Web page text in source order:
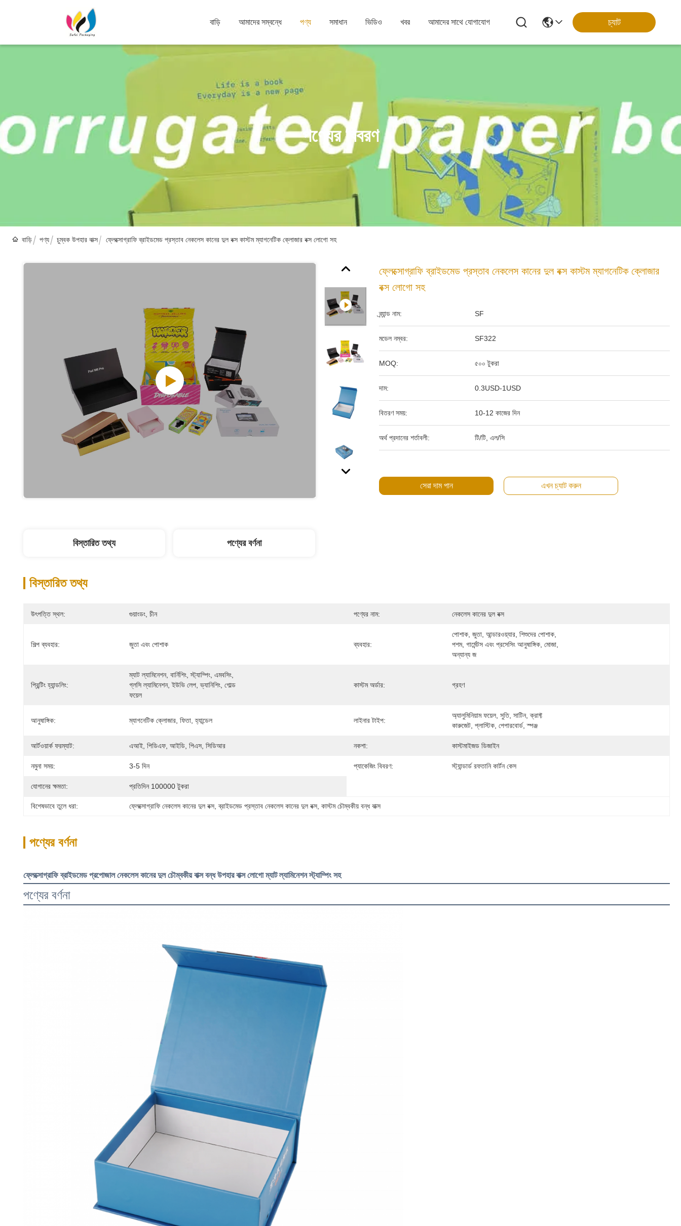
বাড়ি আমাদের সম্বন্ধে পণ্য সমাধান ভিডিও খবর আমাদের সাথে যোগাযোগ চ্যাট
পণ্যের বিবরণ
বাড়ি পণ্য চুম্বক উপহার বাক্স ফ্লেক্সোগ্রাফি ব্রাইডমেড প্রস্তাব নেকলেস কানের দুল বক্স কাস্টম ম্যাগনেটিক ক্লোজার বক্স লোগো সহ
ফ্লেক্সোগ্রাফি ব্রাইডমেড প্রস্তাব নেকলেস কানের দুল বক্স কাস্টম ম্যাগনেটিক ক্লোজার
বক্স লোগো সহ
ব্র্যান্ড নাম: SF
মডেল নম্বর: SF322
MOQ: ৫০০ টুকরা
দাম: 0.3USD-1USD
বিতরণ সময়: 10-12 কাজের দিন
অর্থ প্রদানের শর্তাবলী: টি/টি, এল/সি
সেরা দাম পান এখন চ্যাট করুন
বিস্তারিত তথ্য পণ্যের বর্ণনা
বিস্তারিত তথ্য
উৎপত্তি স্থল: গুয়াংডং, চীন পণ্যের নাম: নেকলেস কানের দুল বক্স
শিল্প ব্যবহার: জুতা এবং পোশাক ব্যবহার:
পোশাক, জুতা, আন্ডারওয়্যার, শিশুদের পোশাক,
পশম, গার্মেন্টস এবং প্রসেসিং আনুষাঙ্গিক, মোজা,
অন্যান্য জ
প্রিন্টিং হ্যান্ডলিং:
ম্যাট ল্যামিনেশন, বার্নিশিং, স্ট্যাম্পিং, এমবসিং,
গ্লসি ল্যামিনেশন, ইউভি লেপ, ভ্যানিশিং, গোল্ড
ফয়েল
কাস্টম অর্ডার: গ্রহণ
আনুষাঙ্গিক: ম্যাগনেটিক ক্লোজার, ফিতা, হ্যান্ডেল লাইনার টাইপ:
অ্যালুমিনিয়াম ফয়েল, সুতি, সাটিন, ক্রাফ্ট
কারুজেট, প্লাস্টিক, পেপারবোর্ড, স্পঞ্জ
আর্টওয়ার্ক ফরম্যাট: এআই, পিডিএফ, আইডি, পিএস, সিডিআর নকশা: কাস্টমাইজড ডিজাইন
নমুনা সময়: 3-5 দিন প্যাকেজিং বিবরণ: স্ট্যান্ডার্ড রফতানি কার্টন কেস
যোগানের ক্ষমতা: প্রতিদিন 100000 টুকরা
বিশেষভাবে তুলে ধরা: ফ্লেক্সোগ্রাফি নেকলেস কানের দুল বক্স , ব্রাইডমেড প্রস্তাব নেকলেস কানের দুল বক্স কাস্টম চৌম্বকীয় বন্ধ বাক্স
পণ্যের বর্ণনা
ফ্লেক্সোগ্রাফি ব্রাইডমেড প্রপোজাল নেকলেস কানের দুল চৌম্বকীয় বাক্স বন্ধ উপহার বাক্স লোগো ম্যাট ল্যামিনেশন স্ট্যাম্পিং সহ
পণ্যের বর্ণনা